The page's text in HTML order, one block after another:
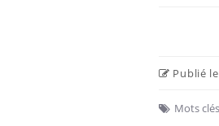
Publié
Mots